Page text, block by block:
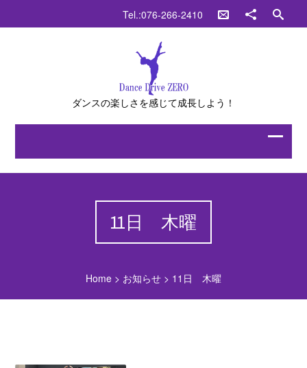
Tel.:076-266-2410
ダンスの楽しさを感じて成長しよう！
11日 木曜
Home> お知らせ> 11日 木曜